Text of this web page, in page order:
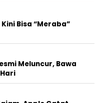
Bisa “Meraba”
Meluncur, Bawa